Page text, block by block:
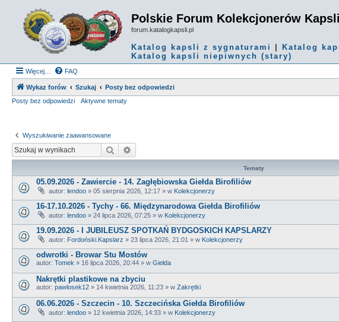
Polskie Forum Kolekcjonerów Kapsli
forum.katalogkapsli.pl
Katalog kapsli z sygnaturami Katalog
Katalog kapsli niepiwnych (stary)
Więcej… FAQ
Wykaz forów Szukaj
Posty bez odpowiedzi
Posty bez odpowiedzi
Aktywne tematy
Wyszukiwanie zaawansowane
Szukaj
Tematy
05.09.2026 - Zawiercie - 14. Zagłębiowska Giełda Birofiliów
autor: lendoo » 05 sierpnia 2026, 12:17 » w Kolekcjonerzy
16-17.10.2026 - Tychy - 66. Międzynarodowa Giełda Birofiliów
autor: lendoo » 24 lipca 2026, 07:25 » w Kolekcjonerzy
19.09.2026 - I JUBILEUSZ SPOTKAŃ BYDGOSKICH KAPSLARZY
autor: Fordoński.Kapslarz » 23 lipca 2026, 21:01 » w Kolekcjonerzy
odwrotki - Browar Stu Mostów
autor: Tomek » 16 lipca 2026, 20:44 » w Giełda
Nakrętki plastikowe na zbyciu
autor: pawlosek12 » 14 kwietnia 2026, 11:23 » w Zakrętki
06.06.2026 - Szczecin - 10. Szczecińska Giełda Birofiliów
autor: lendoo » 12 kwietnia 2026, 14:33 » w Kolekcjonerzy